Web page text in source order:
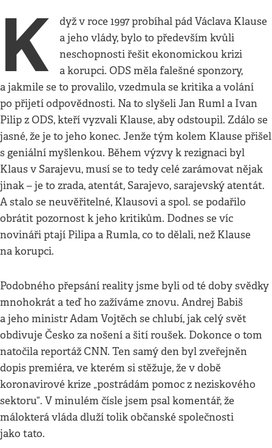
K
dyž v roce 1997 probíhal pád Václava Klause
a jeho vlády, bylo to především kvůli
neschopnosti řešit ekonomickou krizi
a korupci. ODS měla falešné sponzory,
a jakmile se to provalilo, vzedmula se kritika a volání
po přijetí odpovědnosti. Na to slyšeli Jan Ruml a Ivan
Pilip z ODS, kteří vyzvali Klause, aby odstoupil. Zdálo se
jasné, že je to jeho konec. Jenže tým kolem Klause přišel
s geniální myšlenkou. Během výzvy k rezignaci byl
Klaus v Sarajevu, musí se to tedy celé zarámovat nějak
jinak – je to zrada, atentát, Sarajevo, sarajevský atentát.
A stalo se neuvěřitelné, Klausovi a spol. se podařilo
obrátit pozornost k jeho kritikům. Dodnes se víc
novináři ptají Pilipa a Rumla, co to dělali, než Klause
na korupci.
Podobného přepsání reality jsme byli od té doby svědky
mnohokrát a teď ho zažíváme znovu. Andrej Babiš
a jeho ministr Adam Vojtěch se chlubí, jak celý svět
obdivuje Česko za nošení a šití roušek. Dokonce o tom
natočila reportáž CNN. Ten samý den byl zveřejněn
dopis premiéra, ve kterém si stěžuje, že v době
koronavirové krize „postrádám pomoc z neziskového
sektoru“. V minulém čísle jsem psal komentář, že
málokterá vláda dluží tolik občanské společnosti
jako tato.